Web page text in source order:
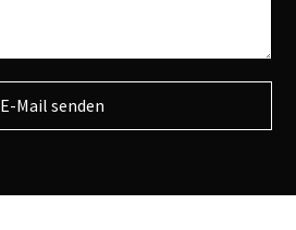
E-Mail senden